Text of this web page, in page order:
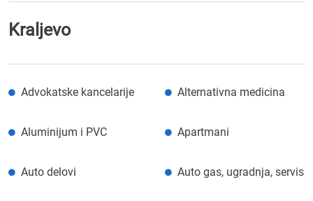
Kraljevo
Advokatske kancelarije Alternativna medicina
Aluminijum i PVC Apartmani
Auto delovi Auto gas, ugradnja, servis